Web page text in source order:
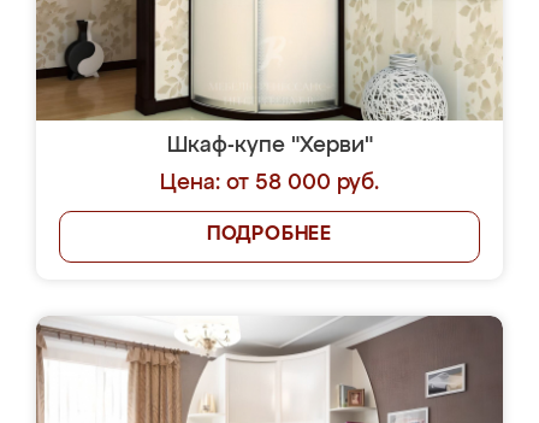
Шкаф-купе "Херви"
Цена: от 58 000 руб.
ПОДРОБНЕЕ